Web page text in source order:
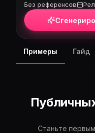
Без референсов
Примеры Гайд
Станьте